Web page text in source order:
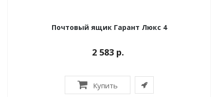
Почтовый ящик Гарант Люкс 4
2 583 р.
Купить